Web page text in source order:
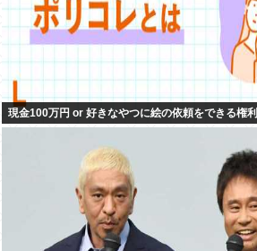
現金100万円 or 好きなやつに絵の依頼をできる権利